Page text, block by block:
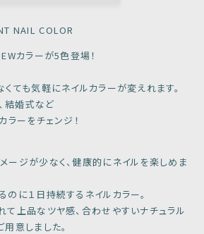
NAIL COLOR
カラーが5色登場！
ても気軽にネイルカラーが変えれます。
結婚式など
ーをチェンジ！
ージが少なく、健康的にネイルを楽しめま
に１日持続するネイルカラー。
て上品なツヤ感、合わせやすいナチュラル
意しました。